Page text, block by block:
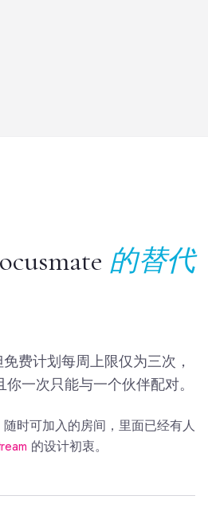
的替代
费计划每周上限仅为三次，
一次只能与一个伙伴配对。
时可加入的房间，里面已经有人
的设计初衷。